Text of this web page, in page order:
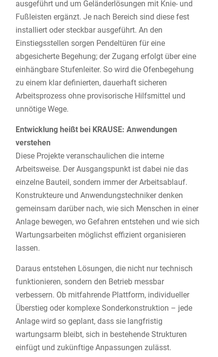
ausgeführt und um Geländerlösungen mit Knie- und
Fußleisten ergänzt. Je nach Bereich sind diese fest
installiert oder steckbar ausgeführt. An den
Einstiegsstellen sorgen Pendeltüren für eine
abgesicherte Begehung; der Zugang erfolgt über eine
einhängbare Stufenleiter. So wird die Ofenbegehung
zu einem klar definierten, dauerhaft sicheren
Arbeitsprozess ohne provisorische Hilfsmittel und
unnötige Wege.
Entwicklung heißt bei KRAUSE: Anwendungen
verstehen
Diese Projekte veranschaulichen die interne
Arbeitsweise. Der Ausgangspunkt ist dabei nie das
einzelne Bauteil, sondern immer der Arbeitsablauf.
Konstrukteure und Anwendungstechniker denken
gemeinsam darüber nach, wie sich Menschen in einer
Anlage bewegen, wo Gefahren entstehen und wie sich
Wartungsarbeiten möglichst effizient organisieren
lassen.
Daraus entstehen Lösungen, die nicht nur technisch
funktionieren, sondern den Betrieb messbar
verbessern. Ob mitfahrende Plattform, individueller
Überstieg oder komplexe Sonderkonstruktion – jede
Anlage wird so geplant, dass sie langfristig
wartungsarm bleibt, sich in bestehende Strukturen
einfügt und zukünftige Anpassungen zulässt.